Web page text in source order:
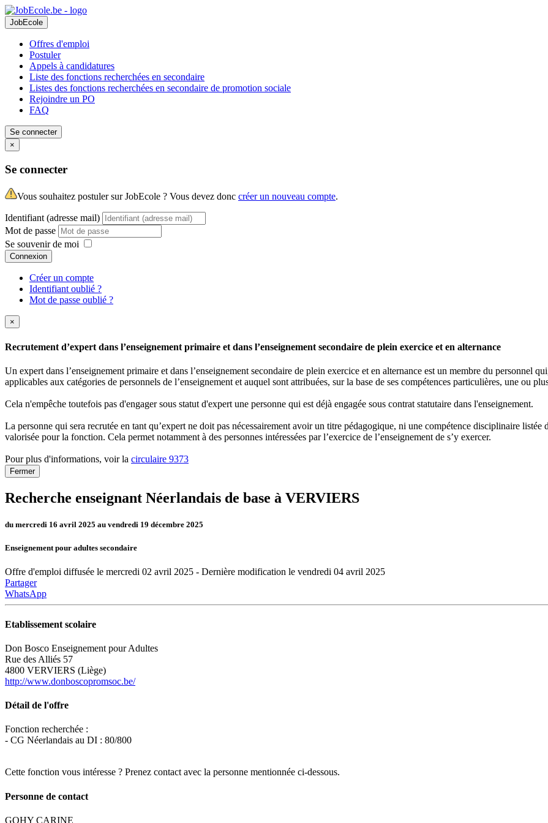
JobEcole
Offres d'emploi
Postuler
Appels à candidatures
Liste des fonctions recherchées en secondaire
Listes des fonctions recherchées en secondaire de promotion sociale
Rejoindre un PO
FAQ
Se connecter
×
Se connecter
Vous souhaitez postuler sur JobEcole ? Vous devez donc créer un nouveau compte.
Identifiant (adresse mail)
Mot de passe
Se souvenir de moi
Connexion
Créer un compte
Identifiant oublié ?
Mot de passe oublié ?
×
Recrutement d’expert dans l’enseignement primaire et dans l’enseignement secondaire de plein exercice et en alternance
Un expert dans l’enseignement primaire et dans l’enseignement secondaire de plein exercice et en alternance est un membre du personnel
applicables aux catégories de personnels de l’enseignement et auquel sont attribuées, sur la base de ses compétences particulières, une ou
Cela n'empêche toutefois pas d'engager sous statut d'expert une personne qui est déjà engagée sous contrat statutaire dans l'enseignement.
La personne qui sera recrutée en tant qu’expert ne doit pas nécessairement avoir un titre pédagogique, ni une compétence disciplinaire
valorisée pour la fonction. Cela permet notamment à des personnes intéressées par l’exercice de l’enseignement de s’y exercer.
Pour plus d'informations, voir la circulaire 9373
Fermer
Recherche enseignant Néerlandais de base à VERVIERS
du mercredi 16 avril 2025 au vendredi 19 décembre 2025
Enseignement pour adultes secondaire
Offre d'emploi diffusée le mercredi 02 avril 2025 - Dernière modification le vendredi 04 avril 2025
Partager
WhatsApp
Etablissement scolaire
Don Bosco Enseignement pour Adultes
Rue des Alliés 57
4800 VERVIERS (Liège)
http://www.donboscopromsoc.be/
Détail de l'offre
Fonction recherchée :
- CG Néerlandais au DI : 80/800
Cette fonction vous intéresse ? Prenez contact avec la personne mentionnée ci-dessous.
Personne de contact
GOHY CARINE